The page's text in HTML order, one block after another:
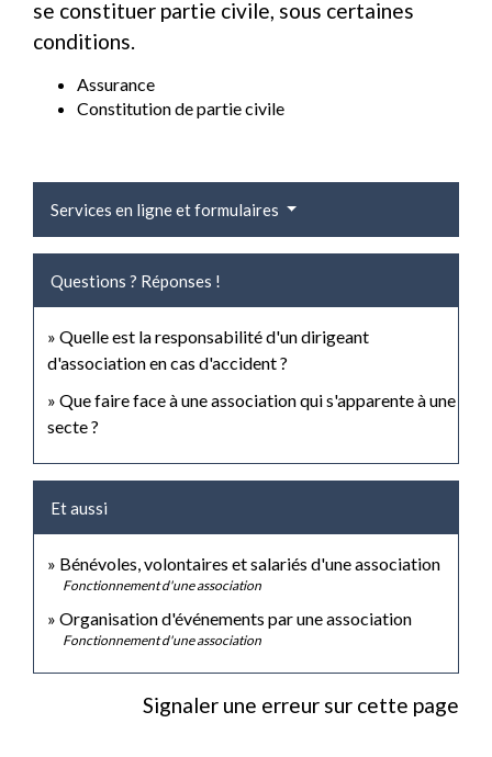
se constituer partie civile, sous certaines
conditions.
Assurance
Constitution de partie civile
Services en ligne et formulaires
Questions ? Réponses !
Quelle est la responsabilité d'un dirigeant
d'association en cas d'accident ?
Que faire face à une association qui s'apparente à une
secte ?
Et aussi
Bénévoles, volontaires et salariés d'une association
Fonctionnement d'une association
Organisation d'événements par une association
Fonctionnement d'une association
Signaler une erreur sur cette page